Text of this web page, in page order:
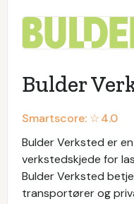
Bulder
Smartscore: ☆4.0
Bulder Verksted er
verkstedskjede for
Bulder Verksted
transportører og